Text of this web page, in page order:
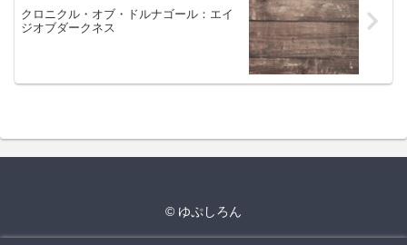
クロニクル・オブ・ドルナゴール：エイ
ジオブダークネス
© ゆぷしろん